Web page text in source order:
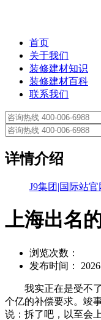
首页
关于我们
装修建材知识
装修建材百科
联系我们
详情介绍
J9集团|国际站官
上海出名
浏览次数：
发布时间：
我实正在是受不了
个亿的补偿要求。竣
说：拆了吧，以至会